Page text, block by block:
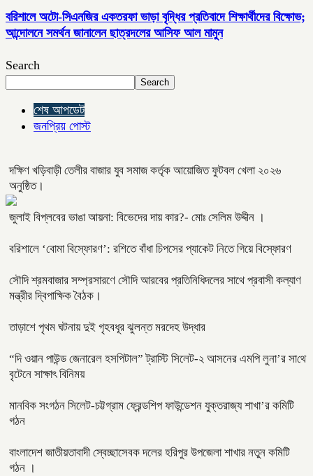
বরিশালে অটো-সিএনজির একতরফা ভাড়া বৃদ্ধির প্রতিবাদে শিক্ষার্থীদের বিক্ষোভ;
আন্দোলনে সমর্থন জানালেন ছাত্রদলের আসিফ আল মামুন
Search
Search
শেষ আপডেট
জনপ্রিয় পোস্ট
দক্ষিণ খড়িবাড়ী তেলীর বাজার যুব সমাজ কর্তৃক আয়োজিত ফুটবল খেলা ২০২৬
অনুষ্ঠিত।
জুলাই বিপ্লবের ভাঙা আয়না: বিভেদের দায় কার?- মোঃ সেলিম উদ্দীন ।
বরিশালে ‘বোমা বিস্ফোরণ’: রশিতে বাঁধা চিপসের প্যাকেট নিতে গিয়ে বিস্ফোরণ
সৌদি শ্রমবাজার সম্প্রসারণে সৌদি আরবের প্রতিনিধিদলের সাথে প্রবাসী কল্যাণ
মন্ত্রীর দ্বিপাক্ষিক বৈঠক।
তাড়াশে পৃথম ঘটনায় দুই গৃহবধূর ঝুলন্ত মরদেহ উদ্ধার
“দি ওয়ান পাউন্ড জেনারেল হসপিটাল” ট্রাস্টি সিলেট-২ আসনের এমপি লুনা’র সা‌থে
বৃটেনে সাক্ষাৎ বিনিময়
মানবিক সংগঠন সিলেট-চট্টগ্রাম ফ্রেন্ডশিপ ফাউন্ডেশন যুক্তরাজ্য শাখা’র কমিটি
গঠন
বাংলাদেশ জাতীয়তাবাদী স্বেচ্ছাসেবক দলের হরিপুর উপজেলা শাখার নতুন কমিটি
গঠন ।